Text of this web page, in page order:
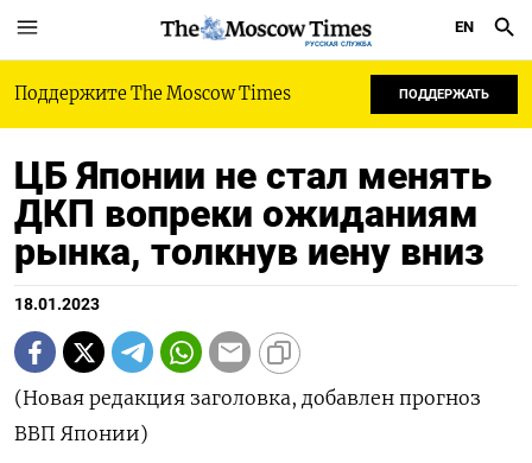
РУССКАЯ СЛУЖБА
EN
Поддержите The Moscow Times ПОДДЕРЖАТЬ
ЦБ Японии не стал менять
ДКП вопреки ожиданиям
рынка, толкнув иену вниз
18.01.2023
(Новая редакция заголовка, добавлен прогноз
ВВП Японии)